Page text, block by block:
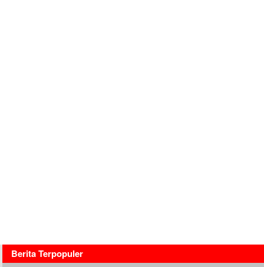
Berita Terpopuler